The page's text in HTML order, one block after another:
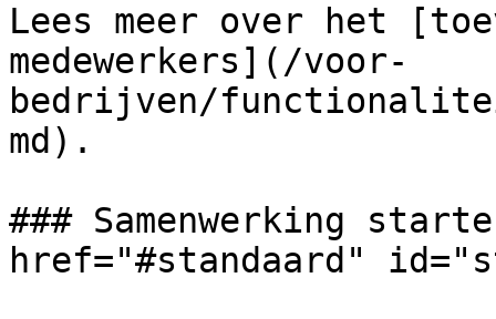
Lees meer over het
medewerkers](/voor-
bedrijven/
md).
### Samenwerking
href="#standaard"